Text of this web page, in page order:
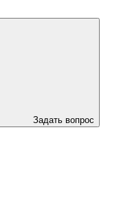
Задать вопрос